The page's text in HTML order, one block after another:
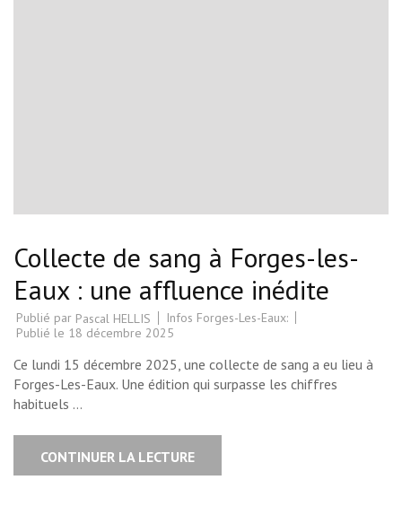
Collecte de sang à Forges-les-
Eaux : une affluence inédite
Publié par Pascal HELLIS
Infos Forges-Les-Eaux:
Publié le 18 décembre 2025
Ce lundi 15 décembre 2025, une collecte de sang a eu lieu à
Forges-Les-Eaux. Une édition qui surpasse les chiffres
habituels …
CONTINUER LA LECTURE